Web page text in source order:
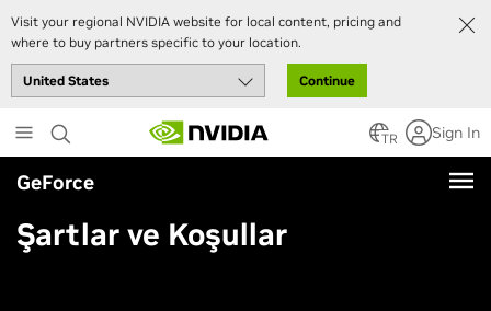
Visit your regional NVIDIA website for local content, pricing and
where to buy partners specific to your location.
Continue
to
main
content
TR Sign In
GeForce
Şartlar ve Koşullar